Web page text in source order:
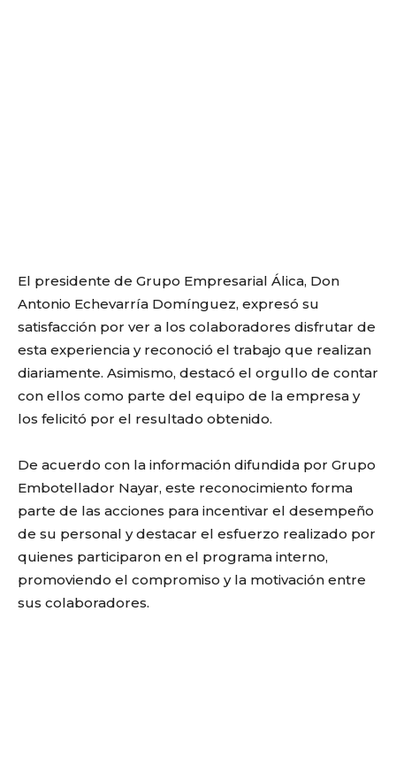
El presidente de Grupo Empresarial Álica, Don
Antonio Echevarría Domínguez, expresó su
satisfacción por ver a los colaboradores disfrutar de
esta experiencia y reconoció el trabajo que realizan
diariamente. Asimismo, destacó el orgullo de contar
con ellos como parte del equipo de la empresa y
los felicitó por el resultado obtenido.
De acuerdo con la información difundida por Grupo
Embotellador Nayar, este reconocimiento forma
parte de las acciones para incentivar el desempeño
de su personal y destacar el esfuerzo realizado por
quienes participaron en el programa interno,
promoviendo el compromiso y la motivación entre
sus colaboradores.